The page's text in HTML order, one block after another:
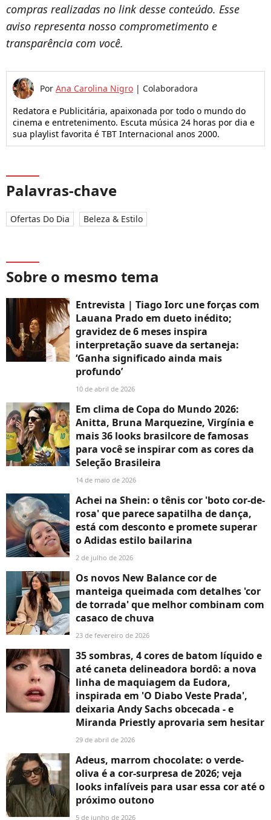
compras realizadas no link desse conteúdo. Esse
aviso representa nosso comprometimento e
transparência com você.
Por Ana Carolina Nigro | Colaboradora
Redatora e Publicitária, apaixonada por todo o mundo do
cinema e entretenimento. Escuta música 24 horas por dia e
sua playlist favorita é TBT Internacional anos 2000.
Palavras-chave
Ofertas Do Dia Beleza & Estilo
Sobre o mesmo tema
Entrevista | Tiago Iorc une forças com
Lauana Prado em dueto inédito;
gravidez de 6 meses inspira
interpretação suave da sertaneja:
‘Ganha significado ainda mais
profundo’
10 de abril de 2026
Em clima de Copa do Mundo 2026:
Anitta, Bruna Marquezine, Virgínia e
mais 36 looks brasilcore de famosas
para você se inspirar com as cores da
Seleção Brasileira
14 de maio de 2026
Achei na Shein: o tênis cor 'boto cor-de-
rosa' que parece sapatilha de dança,
está com desconto e promete superar
o Adidas estilo bailarina
2 de julho de 2026
Os novos New Balance cor de
manteiga queimada com detalhes 'cor
de torrada' que melhor combinam com
casaco de chuva
23 de fevereiro de 2026
35 sombras, 4 cores de batom líquido e
até caneta delineadora bordô: a nova
linha de maquiagem da Eudora,
inspirada em 'O Diabo Veste Prada',
deixaria Andy Sachs obcecada - e
Miranda Priestly aprovaria sem hesitar
29 de abril de 2026
Adeus, marrom chocolate: o verde-
oliva é a cor-surpresa de 2026; veja
looks infalíveis para usar essa cor até o
próximo outono
5 de junho de 2026